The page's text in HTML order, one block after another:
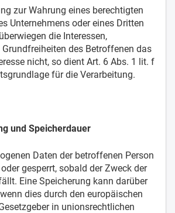
zur Wahrung eines berechtigten
Unternehmens oder eines Dritten
die Interessen,
Grundfreiheiten des Betroffenen das
nicht, so dient Art. 6 Abs. 1 lit. f
für die Verarbeitung.
und Speicherdauer
Daten der betroffenen Person
gesperrt, sobald der Zweck der
Eine Speicherung kann darüber
dies durch den europäischen
in unionsrechtlichen